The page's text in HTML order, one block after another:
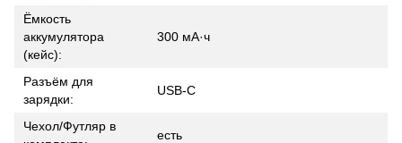
Ёмкость
аккумулятора
(кейс):
300 мА·ч
Разъём для
зарядки:
USB-C
Чехол/Футляр в
есть